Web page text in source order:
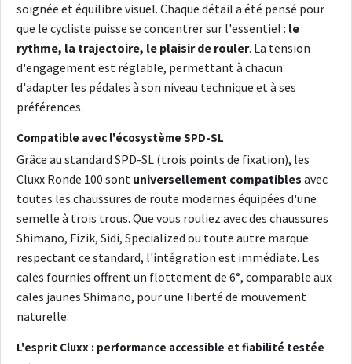
soignée et équilibre visuel. Chaque détail a été pensé pour
que le cycliste puisse se concentrer sur l'essentiel : le
rythme, la trajectoire, le plaisir de rouler. La tension
d'engagement est réglable, permettant à chacun
d'adapter les pédales à son niveau technique et à ses
préférences.
Compatible avec l'écosystème SPD-SL
Grâce au standard SPD-SL (trois points de fixation), les
Cluxx Ronde 100 sont universellement compatibles avec
toutes les chaussures de route modernes équipées d'une
semelle à trois trous. Que vous rouliez avec des chaussures
Shimano, Fizik, Sidi, Specialized ou toute autre marque
respectant ce standard, l'intégration est immédiate. Les
cales fournies offrent un flottement de 6°, comparable aux
cales jaunes Shimano, pour une liberté de mouvement
naturelle.
L'esprit Cluxx : performance accessible et fiabilité testée